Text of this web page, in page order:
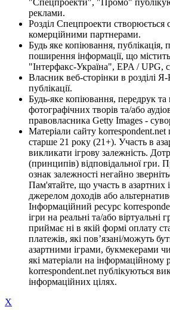
реклами.
Розділ Спецпроекти створюється
комерційними партнерами.
Будь яке копіювання, публікація,
поширення інформації, що
"Інтерфакс-Україна", EPA / UPG,
Власник веб-сторінки в розділі
публікації.
Будь-яке копіювання, передрук та
фотографічних творів та/або
правовласника Getty Images -
Матеріали сайту korrespondent.net
старше 21 року (21+). Участь в
викликати ігрову залежність.
(принципів) відповідальної гри.
ознак залежності негайно
Пам'ятайте, що участь в азартних
джерелом доходів або
Інформаційний ресурс
ігри на реальні та/або віртуальні
приймає ні в якій формі оплату
платежів, які пов’язані/можуть
азартними іграми, букмекерами
які матеріали на інформаційному
korrespondent.net публікуються
інформаційних цілях.
X